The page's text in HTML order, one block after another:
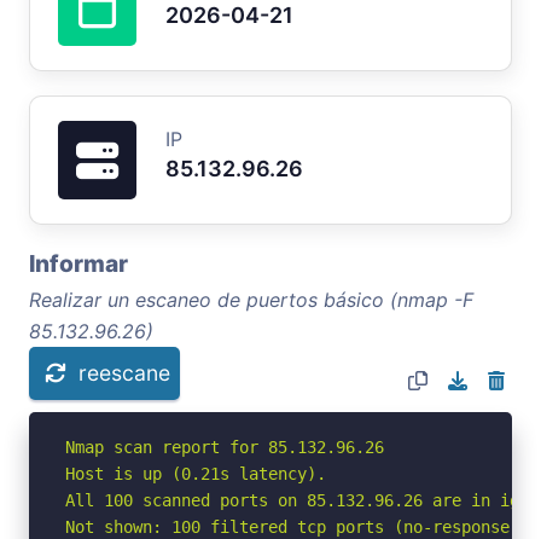
2026-04-21
IP
85.132.96.26
Informar
Realizar un escaneo de puertos básico (nmap -F
85.132.96.26)
reescane
Nmap scan report for 85.132.96.26
Host is up (0.21s latency).
All 100 scanned ports on 85.132.96.26 are in
Not shown: 100 filtered tcp ports (no-response)